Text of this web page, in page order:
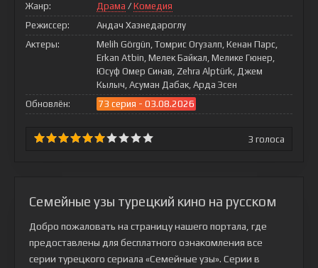
Жанр:
Драма / Комедия
Режиссер:
Андач Хазнедароглу
Актеры:
Melih Görgün, Томрис Огузалп, Кенан Парс,
Erkan Atbin, Мелек Байкал, Мелике Гюнер,
Юсуф Омер Синав, Zehra Alptürk, Джем
Кылыч, Асуман Дабак, Арда Эсен
Обновлён:
73 серия - 03.08.2026
3 голоса
Семейные узы турецкий кино на русском
Добро пожаловать на страницу нашего портала, где
предоставлены для бесплатного ознакомления все
серии турецкого сериала «Семейные узы». Серии в